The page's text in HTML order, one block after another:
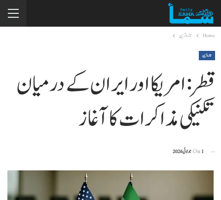
Home تازہ ترین
تازہ ترین
قطر: امریکا اور ایران کے درمیان
تکنیکی مذاکرات کا آغاز
On1 جولائی 2026